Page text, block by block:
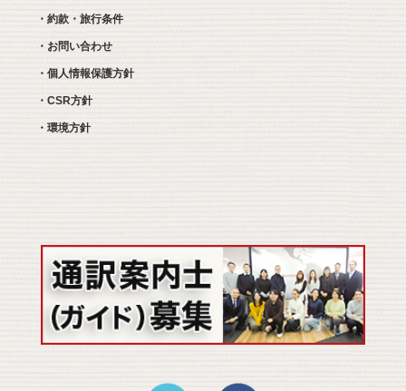
・約款・旅行条件
・お問い合わせ
・個人情報保護方針
・CSR方針
・環境方針